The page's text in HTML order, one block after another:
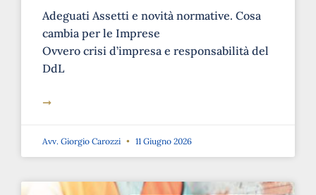
Adeguati Assetti e novità normative. Cosa
cambia per le Imprese
Ovvero crisi d’impresa e responsabilità del
DdL
➞
Avv. Giorgio Carozzi 11 Giugno 2026